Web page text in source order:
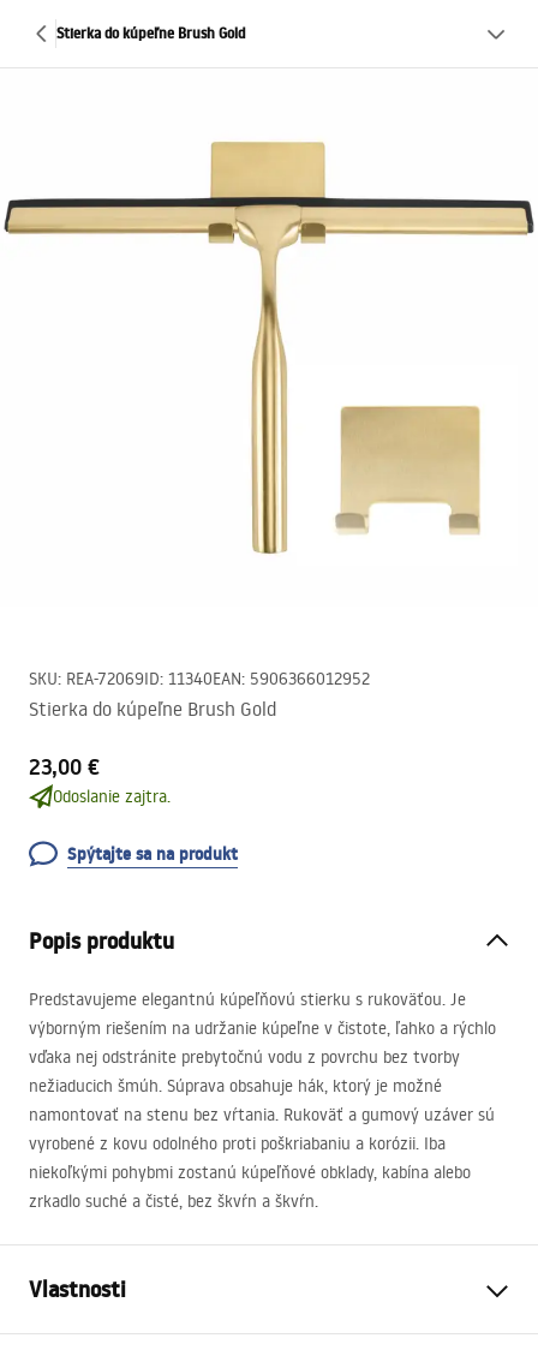
Stierka do kúpeľne Brush Gold
SKU: REA-72069ID: 11340EAN: 5906366012952
Stierka do kúpeľne Brush Gold
23,00 €
Odoslanie zajtra.
Spýtajte sa na produkt
Popis produktu
Predstavujeme elegantnú kúpeľňovú stierku s rukoväťou. Je
výborným riešením na udržanie kúpeľne v čistote, ľahko a rýchlo
vďaka nej odstránite prebytočnú vodu z povrchu bez tvorby
nežiaducich šmúh. Súprava obsahuje hák, ktorý je možné
namontovať na stenu bez vŕtania. Rukoväť a gumový uzáver sú
vyrobené z kovu odolného proti poškriabaniu a korózii. Iba
niekoľkými pohybmi zostanú kúpeľňové obklady, kabína alebo
zrkadlo suché a čisté, bez škvŕn a škvŕn.
Vlastnosti